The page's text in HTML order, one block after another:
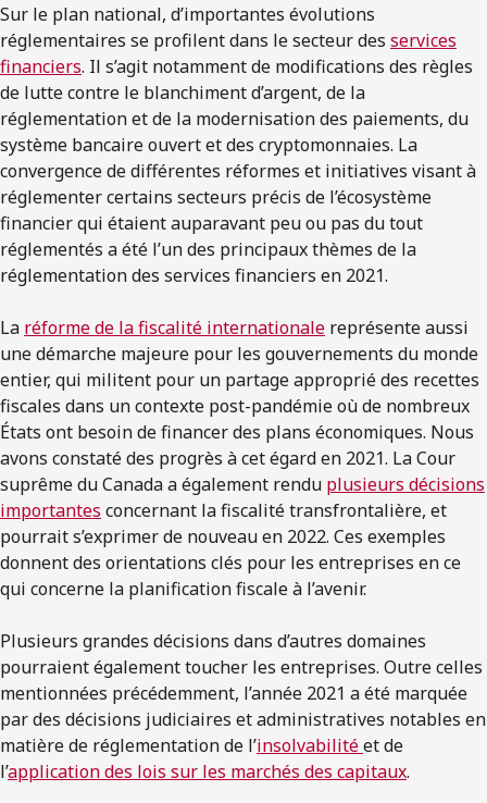
Sur le plan national, d’importantes évolutions
réglementaires se profilent dans le secteur des services
financiers. Il s’agit notamment de modifications des règles
de lutte contre le blanchiment d’argent, de la
réglementation et de la modernisation des paiements, du
système bancaire ouvert et des cryptomonnaies. La
convergence de différentes réformes et initiatives visant à
réglementer certains secteurs précis de l’écosystème
financier qui étaient auparavant peu ou pas du tout
réglementés a été l’un des principaux thèmes de la
réglementation des services financiers en 2021.
La réforme de la fiscalité internationale représente aussi
une démarche majeure pour les gouvernements du monde
entier, qui militent pour un partage approprié des recettes
fiscales dans un contexte post-pandémie où de nombreux
États ont besoin de financer des plans économiques. Nous
avons constaté des progrès à cet égard en 2021. La Cour
suprême du Canada a également rendu plusieurs décisions
importantes concernant la fiscalité transfrontalière, et
pourrait s’exprimer de nouveau en 2022. Ces exemples
donnent des orientations clés pour les entreprises en ce
qui concerne la planification fiscale à l’avenir.
Plusieurs grandes décisions dans d’autres domaines
pourraient également toucher les entreprises. Outre celles
mentionnées précédemment, l’année 2021 a été marquée
par des décisions judiciaires et administratives notables en
matière de réglementation de l’insolvabilitéet de
l’application des lois sur les marchés des capitaux.